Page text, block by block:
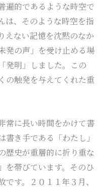
遍的であるような時空で
は、そのような時空を指
えない記憶を沈黙のなか
発の声」を受け止める場
発明」しました。この
の触発を与えてくれた重
常に長い時間をかけて書
き手である「わたし」
歴史が重層的に折り重な
を帯びています。そのひ
す。２０１１年３月、